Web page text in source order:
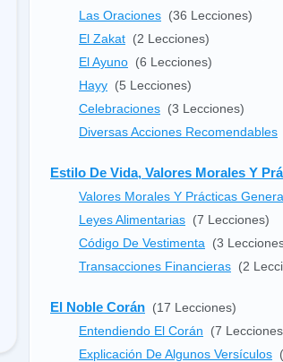
Las Oraciones (36 Lecciones)
El Zakat (2 Lecciones)
El Ayuno (6 Lecciones)
Hayy (5 Lecciones)
Celebraciones (3 Lecciones)
Diversas Acciones Recomendables
Estilo De Vida, Valores Morales Y
Valores Morales Y Prácticas
Leyes Alimentarias (7 Lecciones)
Código De Vestimenta
(3
Transacciones Financieras (2
El Noble Corán (17 Lecciones)
Entendiendo El Corán
(7
Explicación De Algunos Versículos